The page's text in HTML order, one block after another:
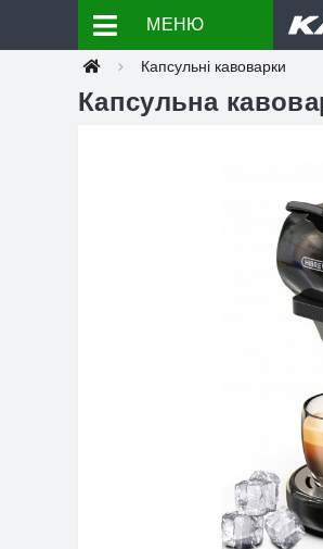
МЕНЮ
Капсульні кавоварки
Капсульна